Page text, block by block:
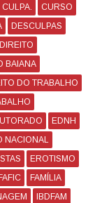
CULPA.
CURSO
DESCULPAS
DIREITO
BAIANA
DO TRABALHO
EDNH
NACIONAL
EROTISMO
FAFIC
FAMÍLIA
IBDFAM